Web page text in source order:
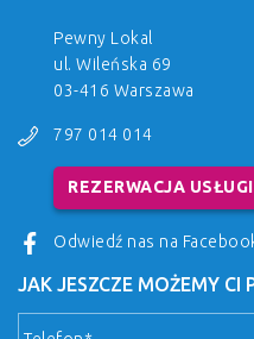
Pewny Lokal
ul. Wileńska 69
03-416 Warszawa
797 014 014
REZERWACJA
Odwiedź nas na
JAK JESZCZE MOŻEMY CI